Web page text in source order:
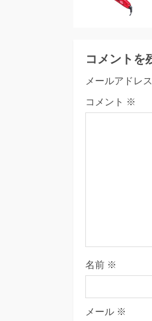
コメントを
メールアドレ
コメント ※
名前 ※
メール ※